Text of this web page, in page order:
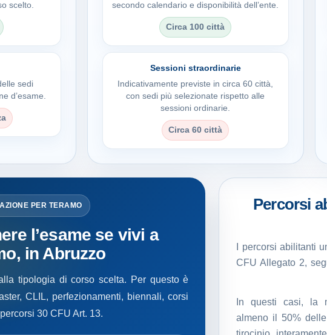
scelto.
sedi
d’esame.
secondo calendario e disponibilità dell’ente.
Circa 100 città
Sessioni straordinarie
Indicativamente previste in circa 60 città,
con sedi più selezionate rispetto alle
sessioni ordinarie.
Circa 60 città
PER TERAMO
l’esame se vivi a
in Abruzzo
tipologia di corso scelta. Per questo è
CLIL, perfezionamenti, biennali, corsi
30 CFU Art. 13.
Percorsi
I percorsi abilitanti
CFU Allegato 2,
In questi casi, la
almeno il 50%